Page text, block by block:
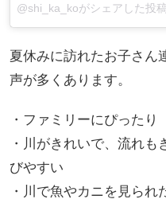
@shi_ka_koがシェアした投稿
夏休みに訪れたお子さん
声が多くあります。
・ファミリーにぴったり
・川がきれいで、流れ
びやすい
・川で魚やカニを見られ